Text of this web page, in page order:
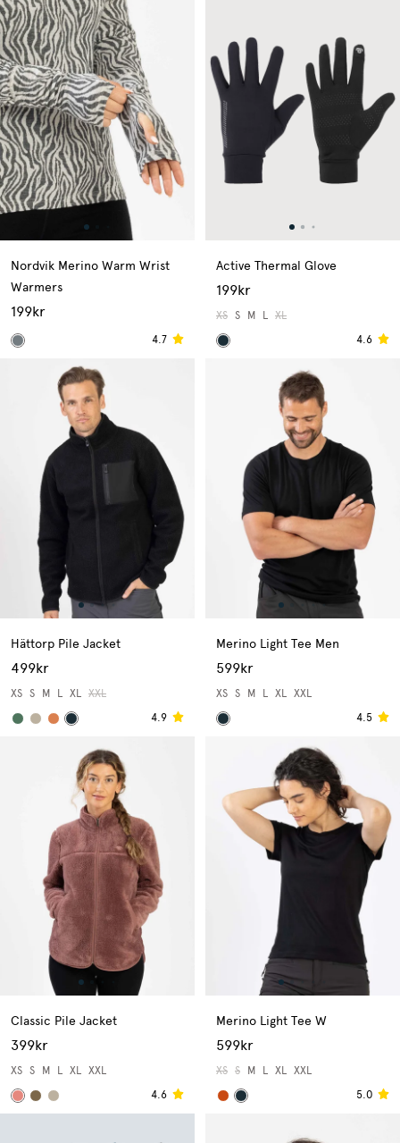
Nordvik Merino Warm Wrist
Warmers
199kr
4.7
Active Thermal Glove
199kr
XS S M L XL
4.6
Hättorp Pile Jacket
499kr
XS S M L XL
XXL
4.9
Merino Light Tee Men
599kr
XS S M L XL
XXL
4.5
Classic Pile Jacket
399kr
XS S M L XL XXL
4.6
Merino Light Tee W
599kr
XS S M L XL XXL
5.0